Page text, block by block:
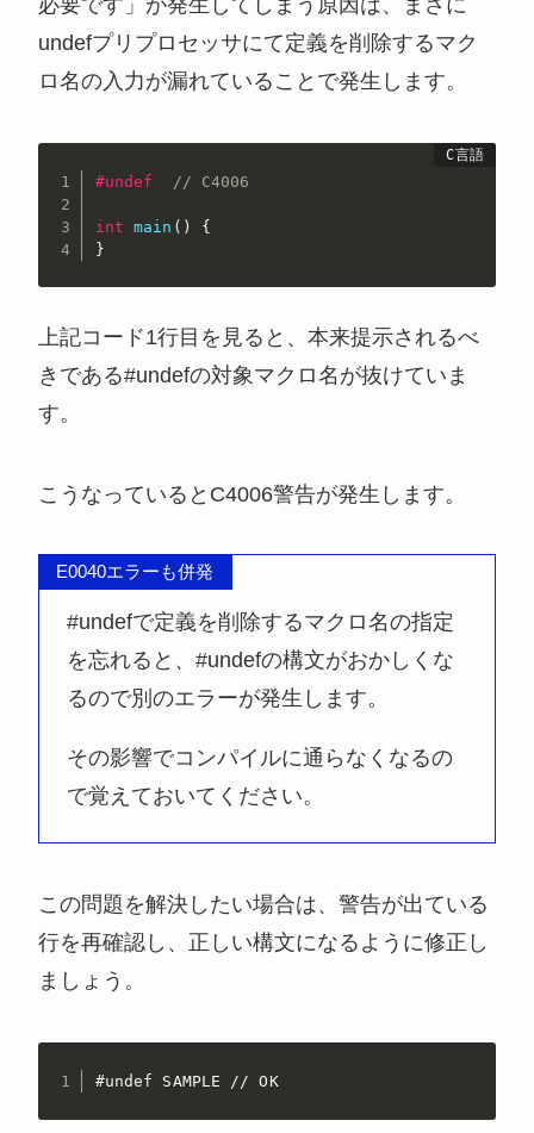
必要です」が発生してしまう原因は、まさに
undefプリプロセッサにて定義を削除するマク
ロ名の入力が漏れていることで発生します。
#undef // C4006
int main ( )
{
}
上記コード1行目を見ると、本来提示されるべ
きである#undefの対象マクロ名が抜けていま
す。
こうなっているとC4006警告が発生します。
E0040エラーも併発
#undefで定義を削除するマクロ名の指定
を忘れると、#undefの構文がおかしくな
るので別のエラーが発生します。
その影響でコンパイルに通らなくなるの
で覚えておいてください。
この問題を解決したい場合は、警告が出ている
行を再確認し、正しい構文になるように修正し
ましょう。
#undef SAMPLE // OK